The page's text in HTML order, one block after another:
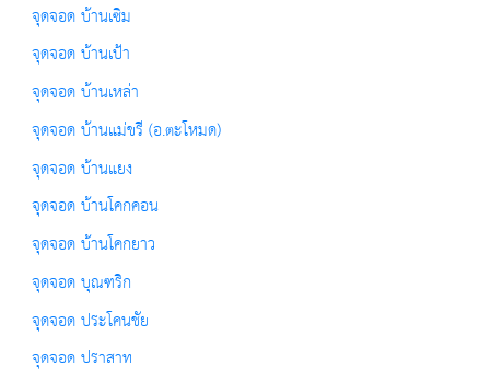
จุดจอด บ้านเซิม
จุดจอด บ้านเป้า
จุดจอด บ้านเหล่า
จุดจอด บ้านแม่ขรี (อ.ตะโหมด)
จุดจอด บ้านแยง
จุดจอด บ้านโคกคอน
จุดจอด บ้านโคกยาว
จุดจอด บุณฑริก
จุดจอด ประโคนชัย
จุดจอด ปราสาท